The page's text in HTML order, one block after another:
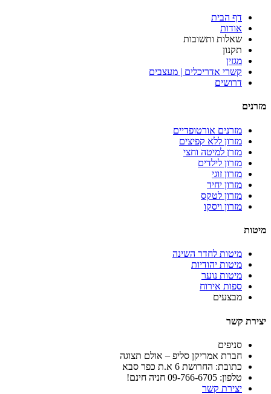
דף הבית
אודות
שאלות ותשובות
תקנון
מגזין
קשרי אדריכלים | מעצבים
דרושים
מזרנים
מזרנים אורטופדיים
מזרון ללא קפיצים
מזרן למיטה וחצי
מזרון לילדים
מזרון זוגי
מזרון יחיד
מזרון לטקס
מזרון ויסקו
מיטות
מיטות לחדר השינה
מיטות יהודיות
מיטות נוער
ספות אירוח
מבצעים
יצירת קשר
סניפים
חברת אמריקן סליפ – אולם תצוגה
כתובת: החרושת 6 א.ת כפר סבא
טלפון: 09-766-6705 חניה חינם!
יצירת קשר